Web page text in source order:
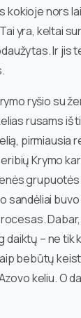
kokioje nors
yra, keltai
Ir jis
ryšio su
rusams iš
pirmiausia
Krymo
grupuotės
sandėliai
daiktų – ne tik
bebūtų
keliu. O